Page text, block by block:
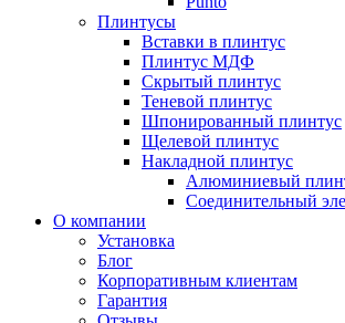
Плинтусы
Вставки в плинтус
Плинтус МДФ
Скрытый плинтус
Теневой плинтус
Шпонированный плинтус
Щелевой плинтус
Накладной плинтус
Алюминиевый
Соединительный
О компании
Установка
Блог
Корпоративным клиентам
Гарантия